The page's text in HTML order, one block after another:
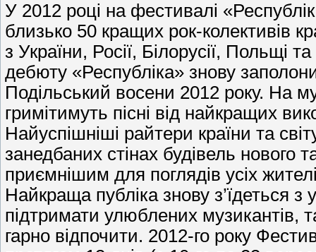
У 2012 році на фестивалі
близько 50 кращих рок-колективів
з України, Росії, Білорусії, Польщі
дебюту «Республіка» знову
Подільський восени 2012 року. На
гримітимуть пісні від найкращих
Найуспішніші райтери країни та
занедбаних стінах будівель нового
приємнішим для поглядів усіх
Найкраща публіка знову з’їдеться з
підтримати улюблених музикантів,
гарно відпочити. 2012-го року